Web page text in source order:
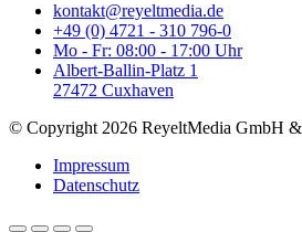
kontakt@reyeltmedia.de
+49 (0) 4721 - 310 796-0
Mo - Fr: 08:00 - 17:00 Uhr
Albert-Ballin-Platz 1
27472 Cuxhaven
© Copyright 2026 ReyeltMedia GmbH
Impressum
Datenschutz